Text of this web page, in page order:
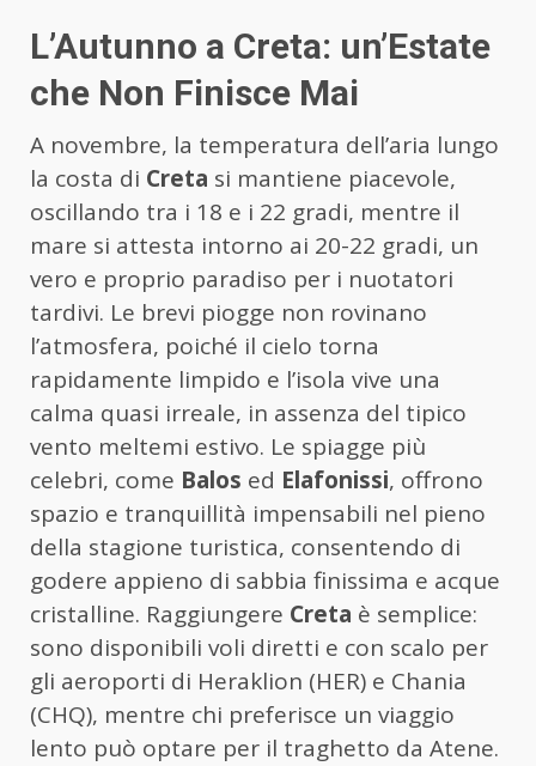
L’Autunno a Creta: un’Estate
che Non Finisce Mai
A novembre, la temperatura dell’aria lungo
la costa di Creta si mantiene piacevole,
oscillando tra i 18 e i 22 gradi, mentre il
mare si attesta intorno ai 20-22 gradi, un
vero e proprio paradiso per i nuotatori
tardivi. Le brevi piogge non rovinano
l’atmosfera, poiché il cielo torna
rapidamente limpido e l’isola vive una
calma quasi irreale, in assenza del tipico
vento meltemi estivo. Le spiagge più
celebri, come Balos ed Elafonissi, offrono
spazio e tranquillità impensabili nel pieno
della stagione turistica, consentendo di
godere appieno di sabbia finissima e acque
cristalline. Raggiungere Creta è semplice:
sono disponibili voli diretti e con scalo per
gli aeroporti di Heraklion (HER) e Chania
(CHQ), mentre chi preferisce un viaggio
lento può optare per il traghetto da Atene.